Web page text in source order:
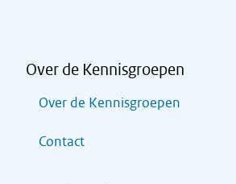
Over de Kennisgroepen
Over de Kennisgroepen
Contact